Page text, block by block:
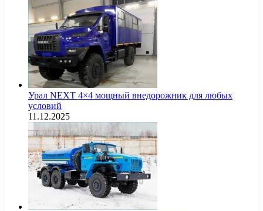
Урал NEXT 4×4 мощный внедорожник для любых
условий
11.12.2025